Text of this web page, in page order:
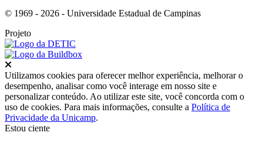
© 1969 - 2026 - Universidade Estadual de Campinas
Projeto
Utilizamos cookies para oferecer melhor experiência, melhorar o
desempenho, analisar como você interage em nosso site e
personalizar conteúdo. Ao utilizar este site, você concorda com o
uso de cookies. Para mais informações, consulte a Política de
Privacidade da Unicamp.
Estou ciente